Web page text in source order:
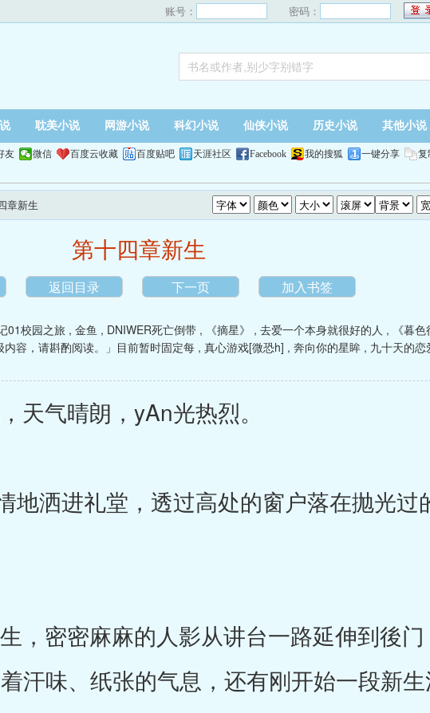
账号： 密码：
耽美小说 网游小说 科幻小说 仙侠小说 历史小说 其他小说
友 微信 百度云收藏 百度贴吧 天涯社区 Facebook 我的搜狐 一键分享 复
章新生
第十四章新生
返回目录 下一页 加入书签
01校园之旅 , 金鱼 , DNIWER死亡倒带 , 《摘星》 , 去爱一个本身就很好的人 ,
《暮
容，请斟酌阅读。」目前暂时固定每 , 真心游戏[微恐h] , 奔向你的星眸 , 九十天的恋
气晴朗，yAn光热烈。
洒进礼堂，透过高处的窗户落在抛光过
，密密麻麻的人影从讲台一路延伸到後门
汗味、纸张的气息，还有刚开始一段新